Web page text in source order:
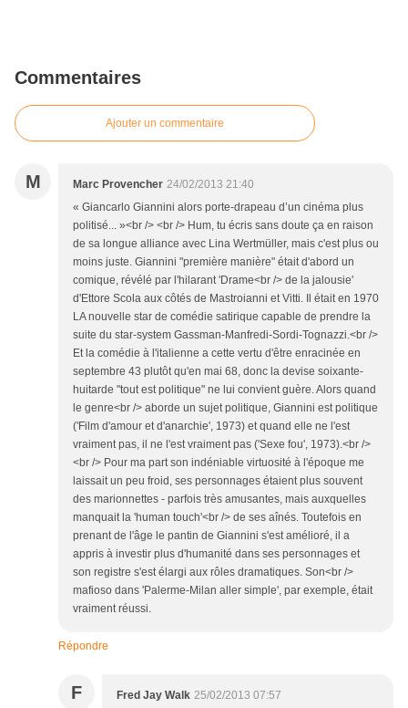
Commentaires
Ajouter un commentaire
M Marc Provencher 24/02/2013 21:40
« Giancarlo Giannini alors porte-drapeau d’un cinéma plus
politisé... »<br /> <br /> Hum, tu écris sans doute ça en raison
de sa longue alliance avec Lina Wertmüller, mais c'est plus ou
moins juste. Giannini "première manière" était d'abord un
comique, révélé par l'hilarant 'Drame<br /> de la jalousie'
d'Ettore Scola aux côtés de Mastroianni et Vitti. Il était en 1970
LA nouvelle star de comédie satirique capable de prendre la
suite du star-system Gassman-Manfredi-Sordi-Tognazzi.<br />
Et la comédie à l'italienne a cette vertu d'être enracinée en
septembre 43 plutôt qu'en mai 68, donc la devise soixante-
huitarde "tout est politique" ne lui convient guère. Alors quand
le genre<br /> aborde un sujet politique, Giannini est politique
('Film d'amour et d'anarchie', 1973) et quand elle ne l'est
vraiment pas, il ne l'est vraiment pas ('Sexe fou', 1973).<br />
<br /> Pour ma part son indéniable virtuosité à l'époque me
laissait un peu froid, ses personnages étaient plus souvent
des marionnettes - parfois très amusantes, mais auxquelles
manquait la 'human touch'<br /> de ses aînés. Toutefois en
prenant de l'âge le pantin de Giannini s'est amélioré, il a
appris à investir plus d'humanité dans ses personnages et
son registre s'est élargi aux rôles dramatiques. Son<br />
mafioso dans 'Palerme-Milan aller simple', par exemple, était
vraiment réussi.
Répondre
F Fred Jay Walk 25/02/2013 07:57